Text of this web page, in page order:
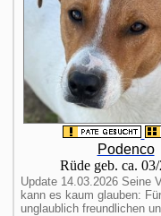
Podenco
Rüde geb. ca.
Update 14.03.2026 Seine
kann es kaum glauben:
unglaublich freundlichen